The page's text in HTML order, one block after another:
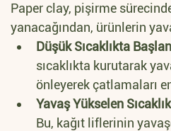
Paper clay, pişirme
yanacağından, ürünlerin
Düşük Sıcaklıkta
sıcaklıkta kurutarak
önleyerek çatlamaları
Yavaş Yükselen
Bu, kağıt liflerinin